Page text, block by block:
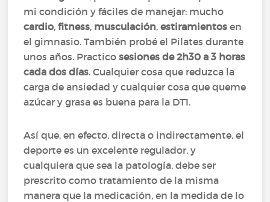
mi condición y fáciles de manejar: mucho
cardio,fitness, musculación,estiramientos en
el gimnasio. También probé el Pilates durante
unos años. Practicosesiones de 2h30 a 3 horas
cada dos días. Cualquier cosa que reduzca la
carga de ansiedad y cualquier cosa que queme
azúcar y grasa es buena para la DT1.
Así que, en efecto, directa o indirectamente, el
deporte es un excelente regulador, y
cualquiera que sea la patología, debe ser
prescrito como tratamiento de la misma
manera que la medicación, en la medida de lo